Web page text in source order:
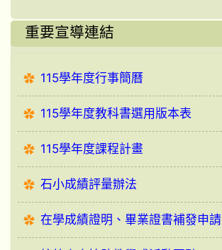
重要宣導連結
115學年度行事簡曆
115學年度教科書選用版本表
115學年度課程計畫
石小成績評量辦法
在學成績證明、畢業證書補發申請